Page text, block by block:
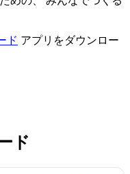
ド アプリをダウンロー
ド